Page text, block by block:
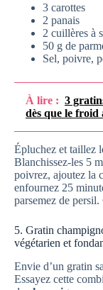
3 carottes
2 panais
2 cuillères à
50 g de
Sel, poivre,
À lire : 3
dès que le froid
Épluchez et taillez
Blanchissez-les 5
poivrez, ajoutez la
enfournez 25
parsemez de
5. Gratin
végétarien et
Envie d’un gratin
Essayez cette